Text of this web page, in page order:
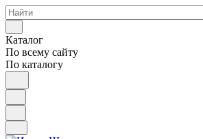
Каталог
По всему сайту
По каталогу